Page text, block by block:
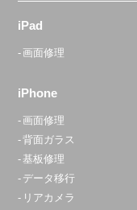
iPad
画面修理
iPhone
画面修理
背面ガラス
基板修理
データ移行
リアカメラ